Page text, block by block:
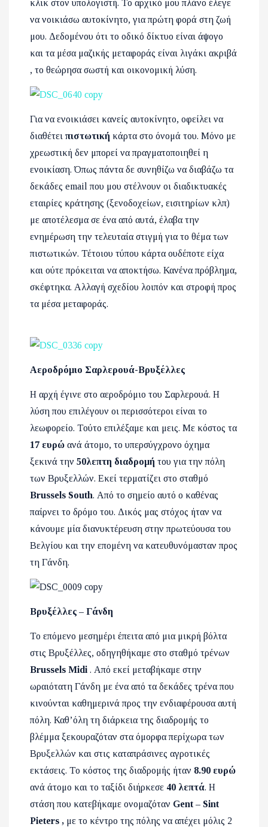
κλικ στον υπολογιστή. Το αρχικό μου πλάνο έλεγε
να νοικιάσω αυτοκίνητο, για πρώτη φορά στη ζωή
μου. Δεδομένου ότι το οδικό δίκτυο είναι άψογο
και τα μέσα μαζικής μεταφοράς είναι λιγάκι ακριβά
, το θεώρησα σωστή και οικονομική λύση.
Για να ενοικιάσει κανείς αυτοκίνητο, οφείλει να
διαθέτει πιστωτική κάρτα στο όνομά του. Μόνο με
χρεωστική δεν μπορεί να πραγματοποιηθεί η
ενοικίαση. Όπως πάντα δε συνηθίζω να διαβάζω τα
δεκάδες email που μου στέλνουν οι διαδικτυακές
εταιρίες κράτησης (ξενοδοχείων, εισιτηρίων κλπ)
με αποτέλεσμα σε ένα από αυτά, έλαβα την
ενημέρωση την τελευταία στιγμή για το θέμα των
πιστωτικών. Τέτοιου τύπου κάρτα ουδέποτε είχα
και ούτε πρόκειται να αποκτήσω. Κανένα πρόβλημα,
σκέφτηκα. Αλλαγή σχεδίου λοιπόν και στροφή προς
τα μέσα μεταφοράς.
Αεροδρόμιο Σαρλερουά-Βρυξέλλες
Η αρχή έγινε στο αεροδρόμιο του Σαρλερουά. Η
λύση που επιλέγουν οι περισσότεροι είναι το
λεωφορείο. Τούτο επιλέξαμε και μεις. Με κόστος τα
17 ευρώ ανά άτομο, το υπερσύγχρονο όχημα
ξεκινά την 50λεπτη διαδρομή του για την πόλη
των Βρυξελλών. Εκεί τερματίζει στο σταθμό
Brussels South. Από το σημείο αυτό ο καθένας
παίρνει το δρόμο του. Δικός μας στόχος ήταν να
κάνουμε μία διανυκτέρευση στην πρωτεύουσα του
Βελγίου και την επομένη να κατευθυνόμασταν προς
τη Γάνδη.
Βρυξέλλες – Γάνδη
Το επόμενο μεσημέρι έπειτα από μια μικρή βόλτα
στις Βρυξέλλες, οδηγηθήκαμε στο σταθμό τρένων
Brussels Midi . Από εκεί μεταβήκαμε στην
ωραιότατη Γάνδη με ένα από τα δεκάδες τρένα που
κινούνται καθημερινά προς την ενδιαφέρουσα αυτή
πόλη. Καθ’όλη τη διάρκεια της διαδρομής το
βλέμμα ξεκουραζόταν στα όμορφα περίχωρα των
Βρυξελλών και στις καταπράσινες αγροτικές
εκτάσεις. Το κόστος της διαδρομής ήταν 8.90 ευρώ
ανά άτομο και το ταξίδι διήρκεσε 40 λεπτά. Η
στάση που κατεβήκαμε ονομαζόταν Gent – Sint
Pieters , με το κέντρο της πόλης να απέχει μόλις 2